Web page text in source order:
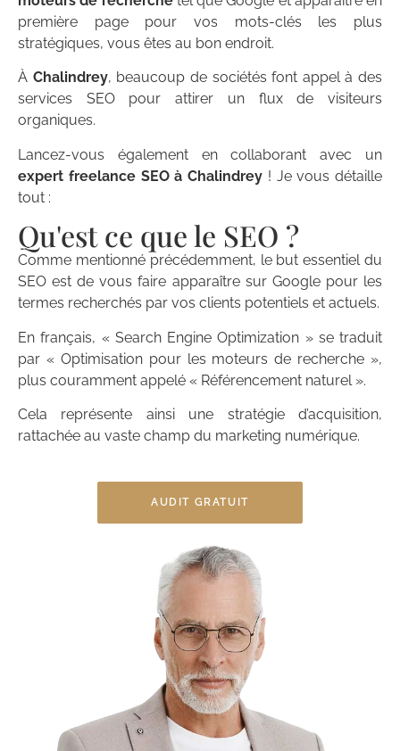
première page pour vos mots-clés les plus
stratégiques, vous êtes au bon endroit.
À Chalindrey, beaucoup de sociétés font appel à des
services SEO pour attirer un flux de visiteurs
organiques.
Lancez-vous également en collaborant avec un
expert freelance SEO à Chalindrey ! Je vous détaille
tout :
Qu'est ce que le SEO ?
Comme mentionné précédemment, le but essentiel du
SEO est de vous faire apparaître sur Google pour les
termes recherchés par vos clients potentiels et actuels.
En français, « Search Engine Optimization » se traduit
par « Optimisation pour les moteurs de recherche »,
plus couramment appelé « Référencement naturel ».
Cela représente ainsi une stratégie d’acquisition,
rattachée au vaste champ du marketing numérique.
AUDIT GRATUIT